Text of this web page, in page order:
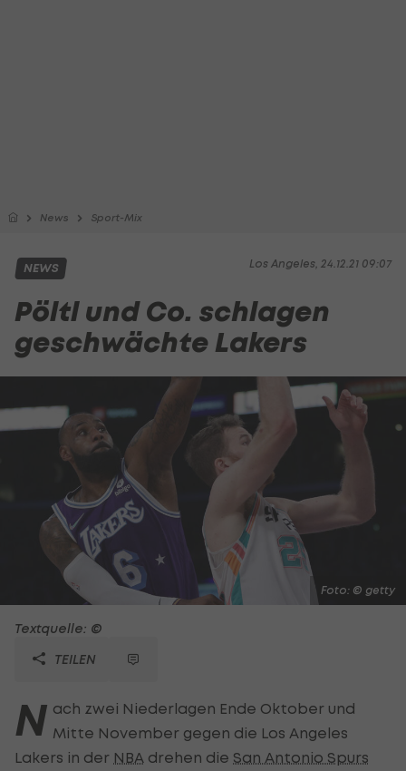
News Sport-Mix
Los Angeles, 24.12.21 09:07
NEWS
Pöltl und Co. schlagen
geschwächte Lakers
Foto: © getty
Textquelle: ©
TEILEN
N ach zwei Niederlagen Ende Oktober und
Mitte November gegen die Los Angeles
Lakers in der NBA drehen die San Antonio Spurs